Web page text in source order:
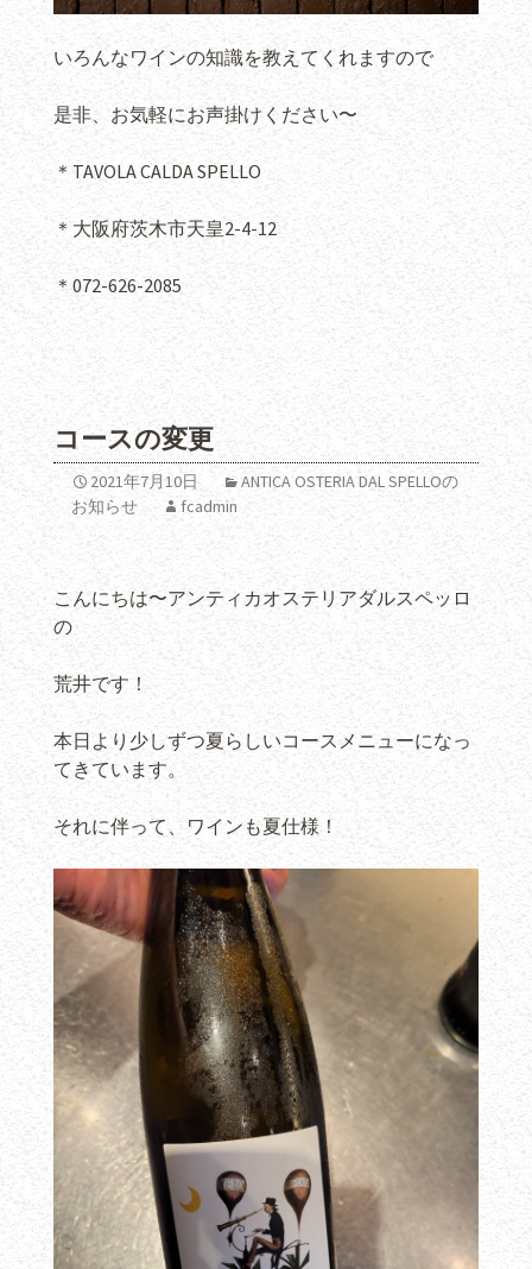
いろんなワインの知識を教えてくれますので
是非、お気軽にお声掛けください〜
＊TAVOLA CALDA SPELLO
＊大阪府茨木市天皇2-4-12
＊072-626-2085
コースの変更
2021年7月10日
ANTICA OSTERIA DAL SPELLOの
お知らせ
fcadmin
こんにちは〜アンティカオステリアダルスペッロ
の
荒井です！
本日より少しずつ夏らしいコースメニューになっ
てきています。
それに伴って、ワインも夏仕様！